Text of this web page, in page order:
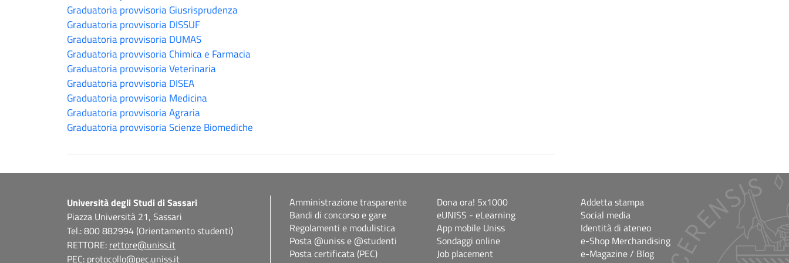
Graduatoria provvisoria Giusrisprudenza
Graduatoria provvisoria DISSUF
Graduatoria provvisoria DUMAS
Graduatoria provvisoria Chimica e Farmacia
Graduatoria provvisoria Veterinaria
Graduatoria provvisoria DISEA
Graduatoria provvisoria Medicina
Graduatoria provvisoria Agraria
Graduatoria provvisoria Scienze Biomediche
Università degli Studi di Sassari
Piazza Università 21, Sassari
Tel.: 800 882994 (Orientamento studenti)
RETTORE: rettore@uniss.it
PEC: protocollo@pec.uniss.it
Amministrazione trasparente
Bandi di concorso e gare
Regolamenti e modulistica
Posta @uniss e @studenti
Posta certificata (PEC)
Dona ora! 5x1000
eUNISS - eLearning
App mobile Uniss
Sondaggi online
Job placement
Addetta stampa
Social media
Identità di ateneo
e-Shop Merchandising
e-Magazine / Blog